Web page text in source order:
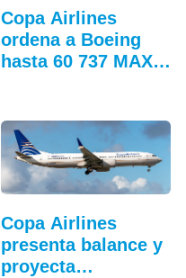
Copa Airlines
ordena a Boeing
hasta 60 737 MAX
Copa Airlines
presenta balance y
proyecta